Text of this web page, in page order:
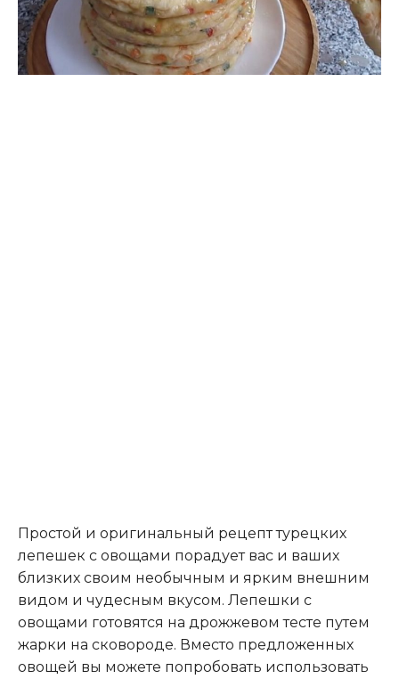
Простой и оригинальный рецепт турецких
лепешек с овощами порадует вас и ваших
близких своим необычным и ярким внешним
видом и чудесным вкусом. Лепешки с
овощами готовятся на дрожжевом тесте путем
жарки на сковороде. Вместо предложенных
овощей вы можете попробовать использовать